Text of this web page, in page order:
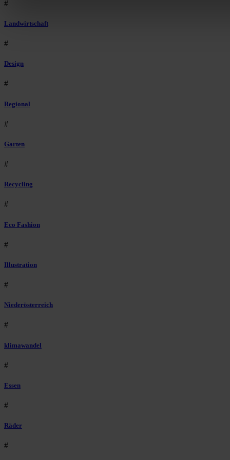
#
Landwirtschaft
#
Design
#
Regional
#
Garten
#
Recycling
#
Eco Fashion
#
Illustration
#
Niederösterreich
#
klimawandel
#
Essen
#
Räder
#